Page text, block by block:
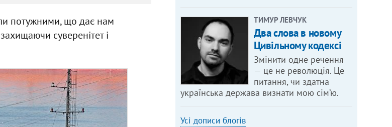
потужними, що дає нам
суверенітет і
ТИМУР ЛЕВЧУК
Два слова в новому
Цивільному кодексі
Змінити одне речення
— це не революція. Це
питання, чи здатна
українська держава визнати мою сім’ю.
Усі дописи блогів